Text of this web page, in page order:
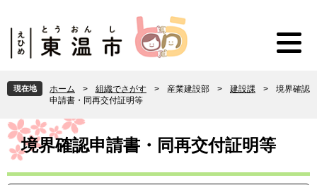
頭
で
。
飛
ば
て
本
へ
現在地 ホーム > 組織でさがす > 産業建設部 > 建設課 >
境界確認
申請書・同再交付証明等
本
文 境界確認申請書・同再交付証明等